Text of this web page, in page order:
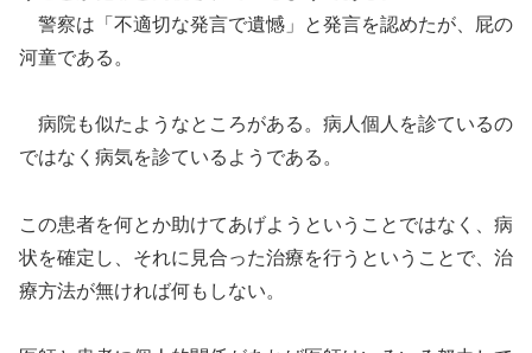
警察は 「不適切な発言で遺憾」と発言を認めたが、屁の
河童である。
病院も似たようなところがある。病人個人を診ているの
ではなく病気を診ているようである。
この患者を何とか助けてあげようということではなく、病
状を確定し、それに見合った治療を行うということで、治
療方法が無ければ何もしない。